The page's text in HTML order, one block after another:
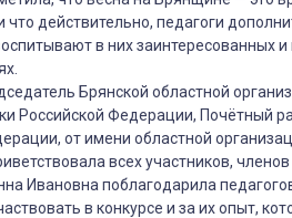
что действительно, педагоги
в них заинтересованных
Брянской областной
Российской Федерации, Почётный
от имени областной
всех участников,
Ивановна поблагодарила
в конкурсе и за их опыт,